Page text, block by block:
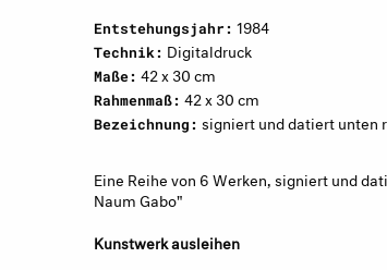
Entstehungsjahr: 1984
Technik: Digitaldruck
Maße: 42 x 30 cm
Rahmenmaß: 42 x 30 cm
Bezeichnung: signiert und datiert unten
Eine Reihe von 6 Werken, signiert und
Naum Gabo"
Kunstwerk ausleihen